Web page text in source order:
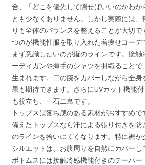
合、「どこを優先して隠せばいいのかわか
とも少なくありません。しかし実際には、
りも全体のバランスを整えることが大切
つのが機能性服を取り入れた着痩せコーデ
まず意識したいのが縦のラインです。接触
ーディガンや薄手のシャツを羽織ること
生まれます。二の腕をカバーしながら全身
果も期待できます。さらにUVカット機能
も役立ち、一石二鳥です。
トップスは落ち感のある素材がおすすめ
備えたトップスなら汗による張り付きを防
のラインを拾いにくくなります。特に裾が
シルエットは、お腹周りを自然にカバーし
ボトムスには接触冷感機能付きのテーパー